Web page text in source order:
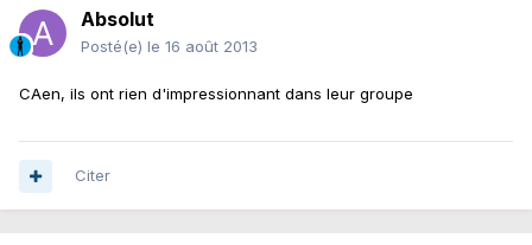
Absolut
Posté(e) le 16 août 2013
CAen, ils ont rien d'impressionnant dans leur groupe
Citer